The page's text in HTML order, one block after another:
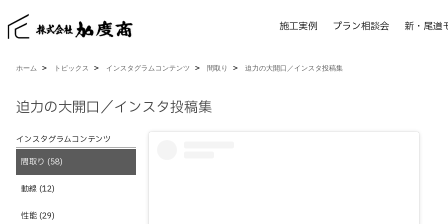
施工実例 プラン相談会 新・尾道
ホーム トピックス インスタグラムコンテンツ 間取り 迫力の大開口／インスタ投稿集
迫力の大開口／インスタ投稿集
インスタグラムコンテンツ
間取り (58)
動線 (12)
性能 (29)